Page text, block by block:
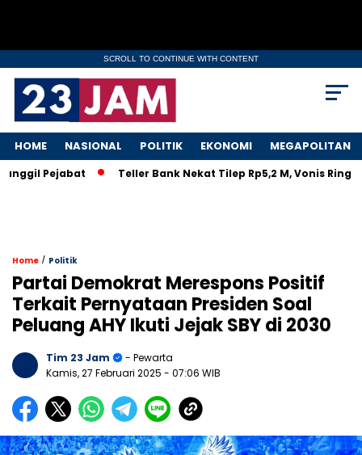
SCROLL TO CONTINUE WITH CONTENT
HOME NASIONAL POLITIK EKONOMI MEGAPOLITAN
Pejabat Teller Bank Nekat Tilep Rp5,2 M, Vonis Ringan
Home / Politik
Partai Demokrat Merespons Positif
Terkait Pernyataan Presiden Soal
Peluang AHY Ikuti Jejak SBY di 2030
Tim 23 Jam
- Pewarta
Kamis, 27 Februari 2025 - 07:06 WIB